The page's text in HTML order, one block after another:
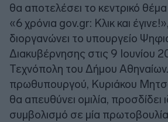
θα αποτελέσει το κεντρικό
«6 χρόνια gov.gr: Κλικ και
διοργανώνει το υπουργείο
Διακυβέρνησης στις 9 Ιουνίου
Τεχνόπολη του Δήμου
πρωθυπουργού, Κυριάκου
θα απευθύνει ομιλία, προσδίδει
συμβολισμό σε μία